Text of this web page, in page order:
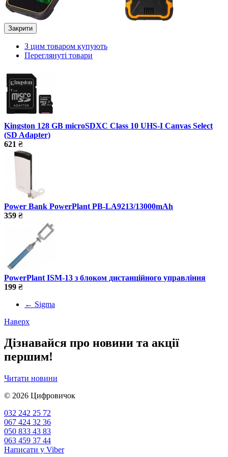
Закрити
З цим товаром купують
Переглянуті товари
Kingston 128 GB microSDXC Class 10 UHS-I Canvas Select
(SD Adapter)
621 ₴
Power Bank PowerPlant PB-LA9213/13000mAh
359 ₴
PowerPlant ISM-13 з блоком дистанційного управління
199 ₴
← Sigma
Наверх
Дізнавайся про новини та акції
першим!
Читати новини
© 2026 Цифровичок
032 242 25 72
067 424 32 36
050 833 43 83
063 459 37 44
Написати у Viber